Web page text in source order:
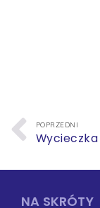
POPRZEDNI
NA SKRÓTY